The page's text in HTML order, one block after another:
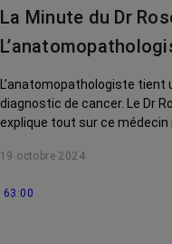
La Minute du Dr
L’anatomopathologiste
diagnostic de cancer. Le Dr
explique tout sur ce médecin
19 octobre 2024
63:00